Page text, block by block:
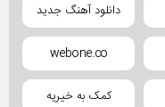
دانلود آهنگ جدید
webone.co
کمک به خیریه